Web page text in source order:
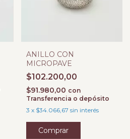
ANILLO CON
MICROPAVE
$102.200,00
$91.980,00 con
Transferencia o depósito
3 x $34.066,67 sin interés
Comprar